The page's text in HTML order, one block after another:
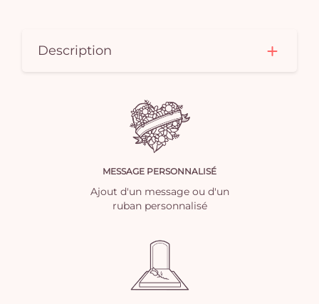
Description
MESSAGE PERSONNALISÉ
Ajout d'un message ou d'un
ruban personnalisé